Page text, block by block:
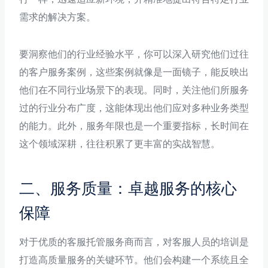
需求的解决方案。
要洞察他们的行业经验水平，你可以深入研究他们过往
的客户服务案例，这些案例就像是一面镜子，能反映出
他们在不同行业场景下的表现。同时，关注他们所服务
过的行业分布广度，这能体现出他们应对多种业务类型
的能力。此外，服务年限也是一个重要指标，长时间在
这个领域深耕，往往积累了更丰富的实战智慧。
二、服务质量：卓越服务的核心
保障
对于优质的客服托管服务商而言，对客服人员的培训是
打造高质量服务的关键环节。他们会构建一个系统且全